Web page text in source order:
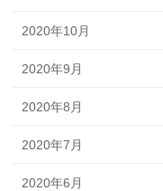
2020年10月
2020年9月
2020年8月
2020年7月
2020年6月